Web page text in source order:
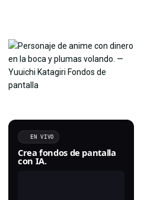
EN VIVO
Crea fondos de pantalla
con IA.